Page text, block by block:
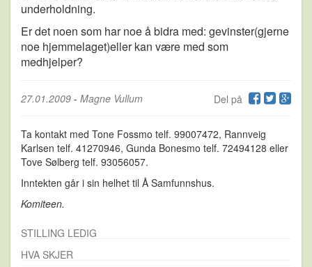
underholdning.
Er det noen som har noe å bidra med: gevinster(gjerne
noe hjemmelaget)eller kan være med som
medhjelper?
Del på
27.01.2009 - Magne Vullum
Ta kontakt med Tone Fossmo telf. 99007472, Rannveig
Karlsen telf. 41270946, Gunda Bonesmo telf. 72494128 eller
Tove Sølberg telf. 93056057.
Inntekten går i sin helhet til Å Samfunnshus.
Komiteen.
STILLING LEDIG
HVA SKJER